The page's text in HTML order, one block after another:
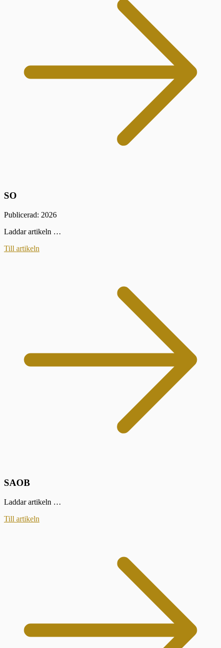
SO
Publicerad: 2026
Laddar artikeln …
Till artikeln
SAOB
Laddar artikeln …
Till artikeln